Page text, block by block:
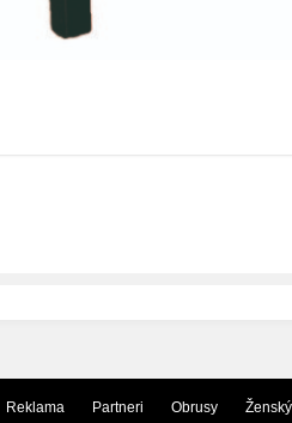
Reklama Partneri Obrusy